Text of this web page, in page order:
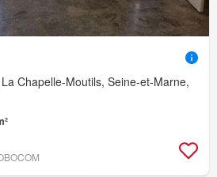
Chapelle-Moutils, Seine-et-Marne,